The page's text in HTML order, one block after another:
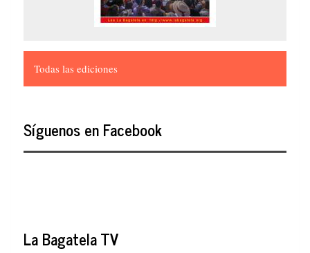
Todas las ediciones
Síguenos en Facebook
La Bagatela TV